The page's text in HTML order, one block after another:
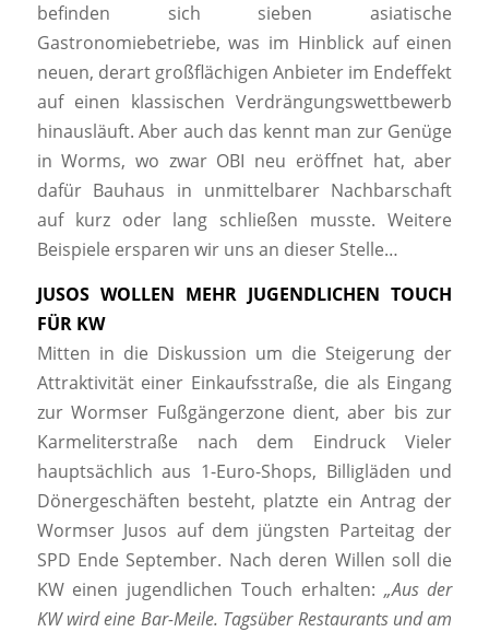
befinden sich sieben asiatische
Gastronomiebetriebe, was im Hinblick auf einen
neuen, derart großflächigen Anbieter im Endeffekt
auf einen klassischen Verdrängungswettbewerb
hinausläuft. Aber auch das kennt man zur Genüge
in Worms, wo zwar OBI neu eröffnet hat, aber
dafür Bauhaus in unmittelbarer Nachbarschaft
auf kurz oder lang schließen musste. Weitere
Beispiele ersparen wir uns an dieser Stelle…
JUSOS WOLLEN MEHR JUGENDLICHEN TOUCH
FÜR KW
Mitten in die Diskussion um die Steigerung der
Attraktivität einer Einkaufsstraße, die als Eingang
zur Wormser Fußgängerzone dient, aber bis zur
Karmeliterstraße nach dem Eindruck Vieler
hauptsächlich aus 1-Euro-Shops, Billigläden und
Dönergeschäften besteht, platzte ein Antrag der
Wormser Jusos auf dem jüngsten Parteitag der
SPD Ende September. Nach deren Willen soll die
KW einen jugendlichen Touch erhalten: „Aus der
KW wird eine Bar-Meile. Tagsüber Restaurants und am